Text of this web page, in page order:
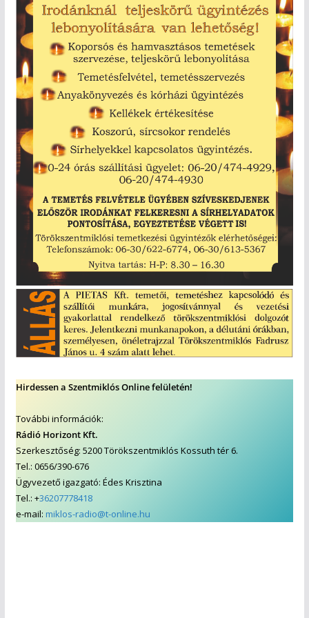
Hirdessen a Szentmiklós Online felületén!
További információk:
Rádió Horizont Kft.
Szerkesztőség: 5200 Törökszentmiklós Kossuth tér 6.
Tel.: 0656/390-676
Ügyvezető igazgató: Édes Krisztina
Tel.: +36207778418
e-mail: miklos-radio@t-online.hu